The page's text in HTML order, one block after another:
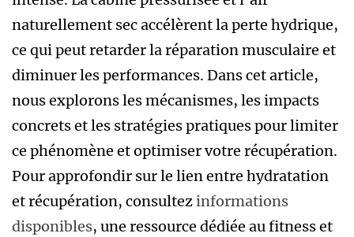
naturellement sec accélèrent la perte hydrique,
ce qui peut retarder la réparation musculaire et
diminuer les performances. Dans cet article,
nous explorons les mécanismes, les impacts
concrets et les stratégies pratiques pour limiter
ce phénomène et optimiser votre récupération.
Pour approfondir sur le lien entre hydratation
et récupération, consultezinformations
disponibles, une ressource dédiée au fitness et